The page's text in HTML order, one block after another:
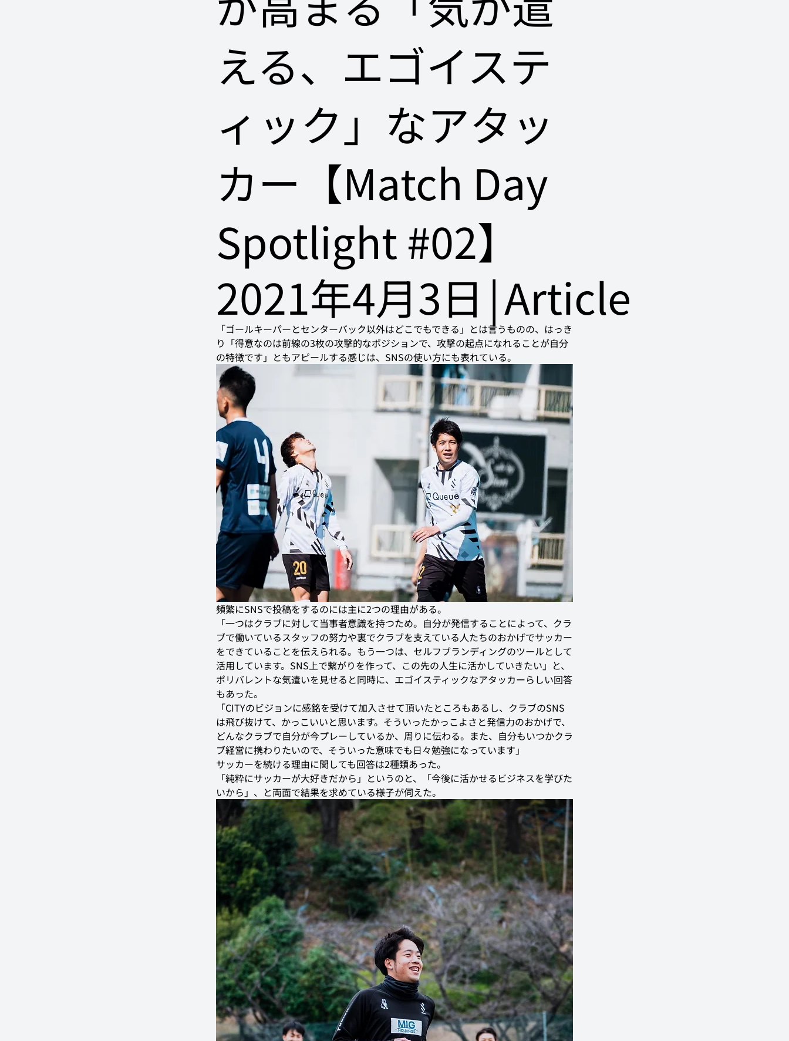
える、エゴイステ
ィック」なアタッ
カー【Match Day
Spotlight #02】
2021年4月3日 |Article
「ゴールキーパーとセンターバック以外はどこでもできる」とは言うものの、はっき
り「得意なのは前線の3枚の攻撃的なポジションで、攻撃の起点になれることが自分
の特徴です」ともアピールする感じは、SNSの使い方にも表れている。
頻繁にSNSで投稿をするのには主に2つの理由がある。
「一つはクラブに対して当事者意識を持つため。自分が発信することによって、クラ
ブで働いているスタッフの努力や裏でクラブを支えている人たちのおかげでサッカー
をできていることを伝えられる。もう一つは、セルフブランディングのツールとして
活用しています。SNS上で繋がりを作って、この先の人生に活かしていきたい」と、
ポリバレントな気遣いを見せると同時に、エゴイスティックなアタッカーらしい回答
もあった。
「CITYのビジョンに感銘を受けて加入させて頂いたところもあるし、クラブのSNS
は飛び抜けて、かっこいいと思います。そういったかっこよさと発信力のおかげで、
どんなクラブで自分が今プレーしているか、周りに伝わる。また、自分もいつかクラ
ブ経営に携わりたいので、そういった意味でも日々勉強になっています」
サッカーを続ける理由に関しても回答は2種類あった。
「純粋にサッカーが大好きだから」というのと、「今後に活かせるビジネスを学びた
いから」、と両面で結果を求めている様子が伺えた。